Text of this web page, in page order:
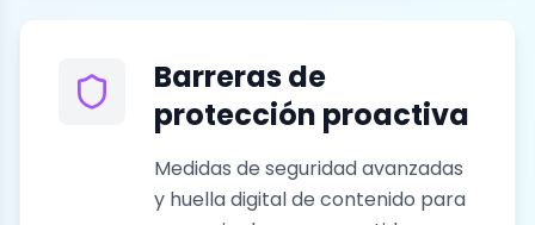
Barreras de
protección proactiva
Medidas de seguridad avanzadas
y huella digital de contenido para